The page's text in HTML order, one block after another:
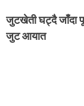
जुटखेती घट्दै जाँदा
जुट आयात